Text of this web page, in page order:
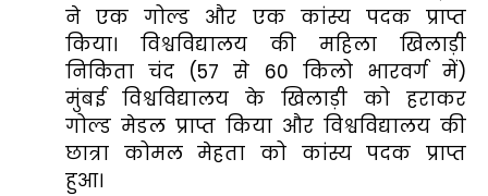
ने एक गोल्ड और एक कांस्य पदक प्राप्त
किया। विश्वविद्यालय की महिला खिलाड़ी
निकिता चंद (57 से 60 किलो भारवर्ग में)
मुंबई विश्वविद्यालय के खिलाड़ी को हराकर
गोल्ड मेडल प्राप्त किया और विश्वविद्यालय की
छात्रा कोमल मेहता को कांस्य पदक प्राप्त
हुआ।